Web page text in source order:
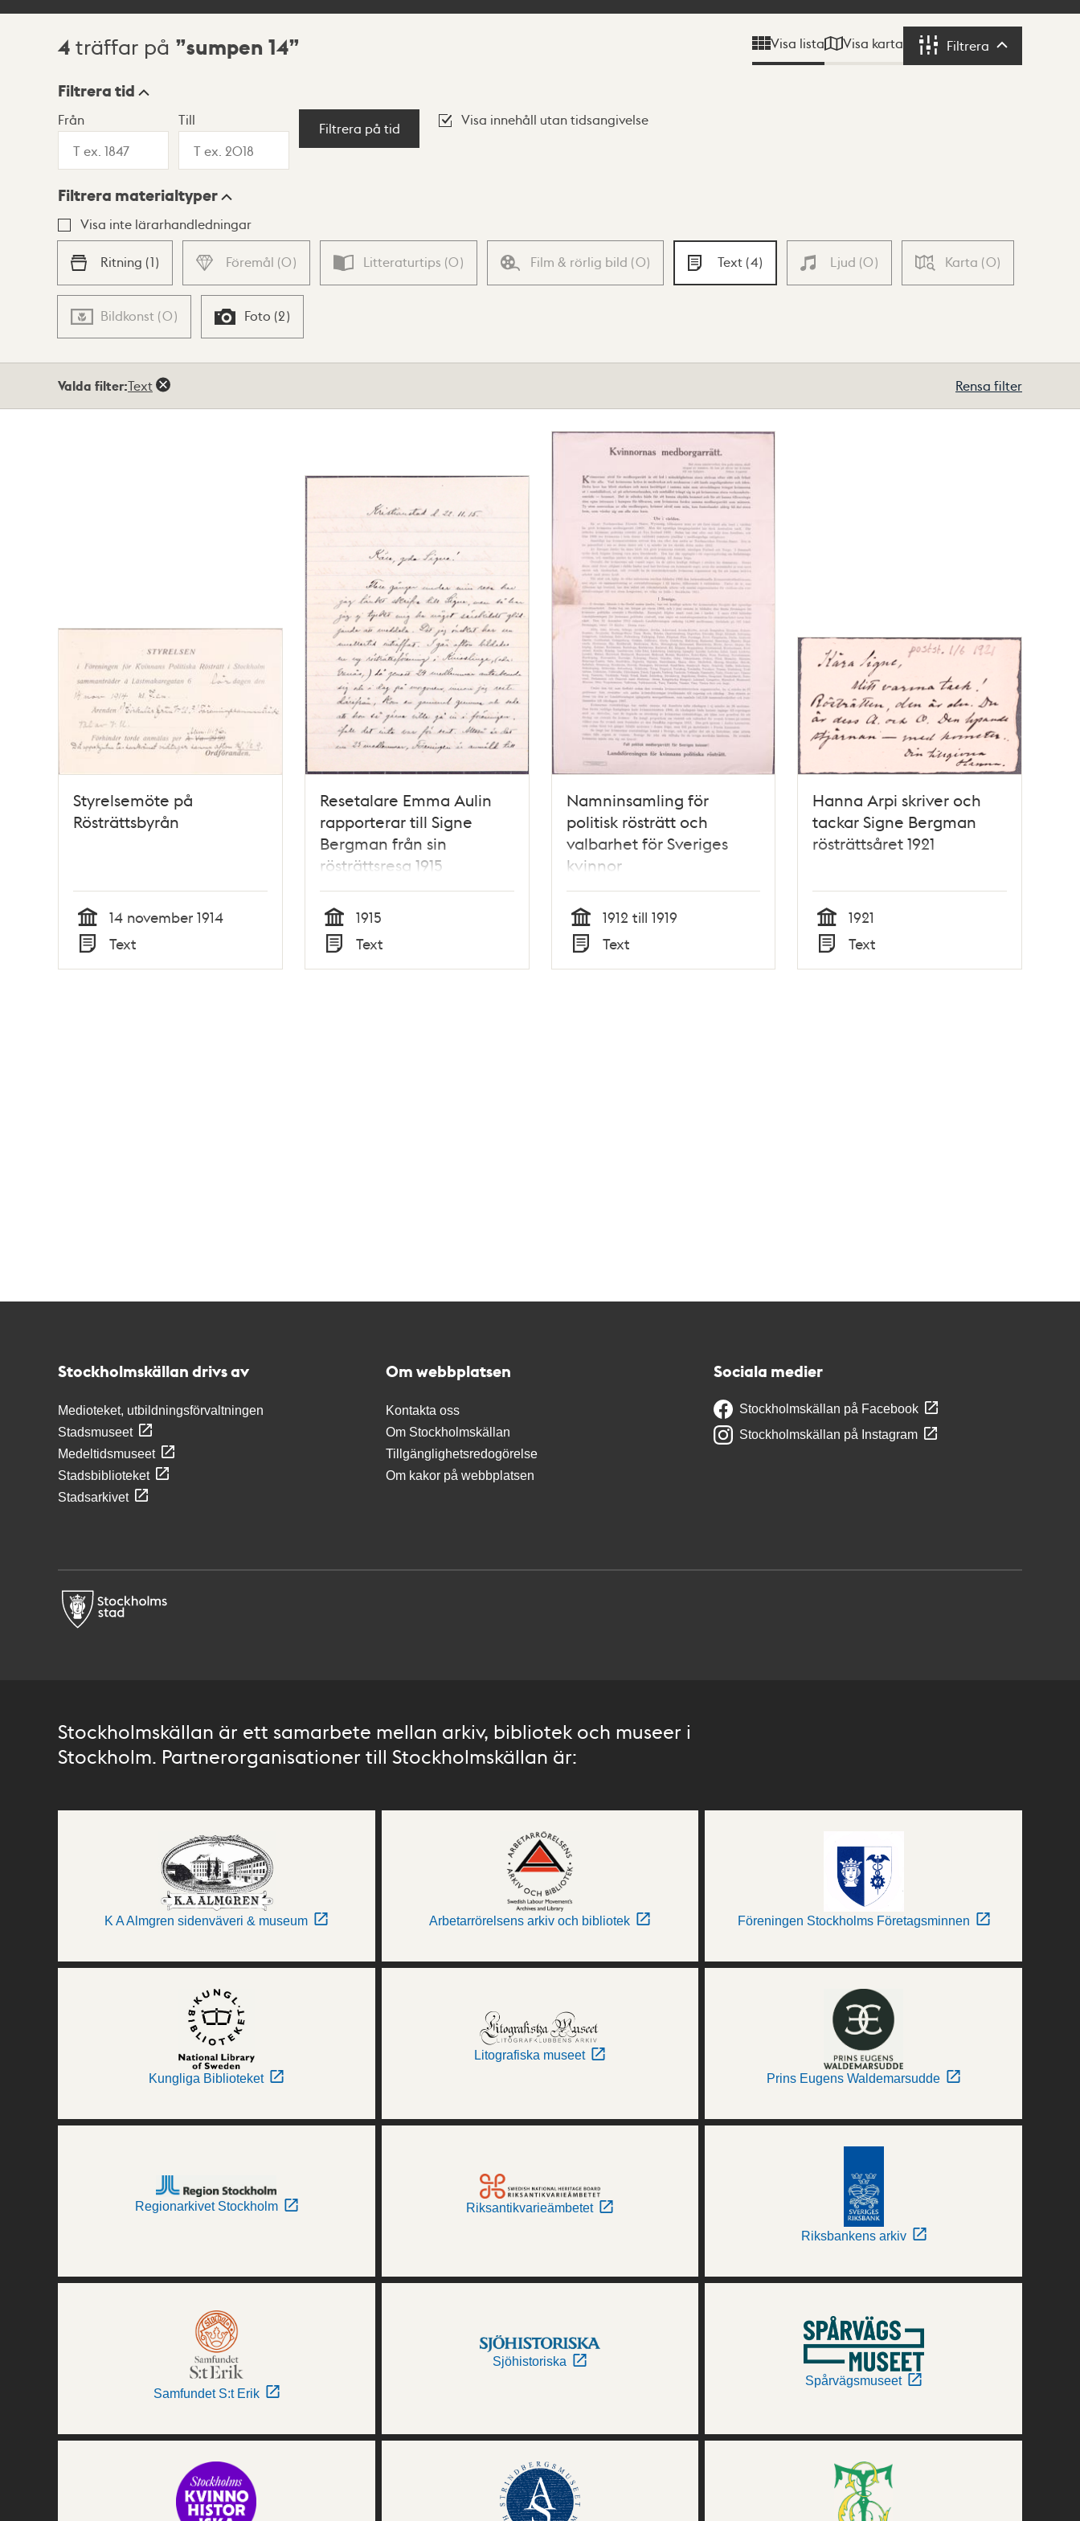
Sökresultat
4 träffar på sumpen 14 Visa lista Visa karta Filtrera Filtrera
Visningsläge
Lista Karta
Filtrera tid
Från Till
Filtrera på tid
Visa innehåll utan tidsangivelse
Filtrera materialtyper
Visa inte lärarhandledningar
Ritning (1) Föremål (0) Litteraturtips (0) Film & rörlig bild (0) Text (4) Ljud (0) Karta (0)
Bildkonst (0) Foto (2)
Valda filter:Text Rensa filter
Styrelsemöte på
Rösträttsbyrån
Tid
14 november 1914
Typ
Text
Resetalare Emma Aulin
rapporterar till Signe
Bergman från sin
rösträttsresa 1915
Tid
1915
Typ
Text
Namninsamling för
politisk rösträtt och
valbarhet för Sveriges
kvinnor
Tid
1912 till 1919
Typ
Text
Hanna Arpi skriver och
tackar Signe Bergman
rösträttsåret 1921
Tid
1921
Typ
Text
Stockholmskällan drivs av
Medioteket, utbildningsförvaltningen
Stadsmuseet
Medeltidsmuseet
Stadsbiblioteket
Stadsarkivet
Om webbplatsen
Kontakta oss
Om Stockholmskällan
Tillgänglighetsredogörelse
Om kakor på webbplatsen
Sociala medier
Stockholmskällan på Facebook
Stockholmskällan på Instagram
Stockholmskällan är ett samarbete mellan arkiv, bibliotek och museer i
Stockholm. Partnerorganisationer till Stockholmskällan är:
K A Almgren sidenväveri & museum Arbetarrörelsens arkiv och bibliotek Föreningen Stockholms Företagsminnen
Kungliga Biblioteket
Litografiska museet
Prins Eugens Waldemarsudde
Regionarkivet Stockholm Riksantikvarieämbetet
Riksbankens arkiv
Samfundet S:t Erik
Sjöhistoriska
Spårvägsmuseet